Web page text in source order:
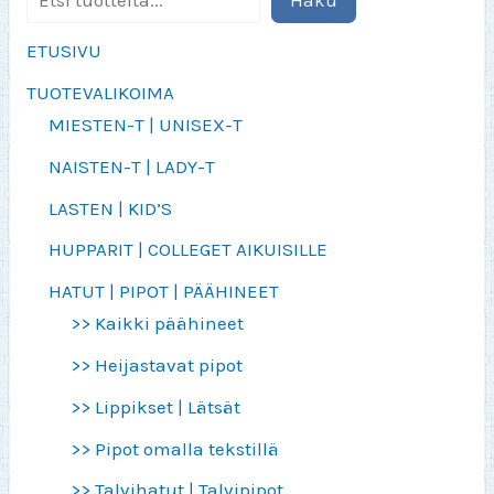
ETUSIVU
TUOTEVALIKOIMA
MIESTEN-T | UNISEX-T
NAISTEN-T | LADY-T
LASTEN | KID’S
HUPPARIT | COLLEGET AIKUISILLE
HATUT | PIPOT | PÄÄHINEET
>> Kaikki päähineet
>> Heijastavat pipot
>> Lippikset | Lätsät
>> Pipot omalla tekstillä